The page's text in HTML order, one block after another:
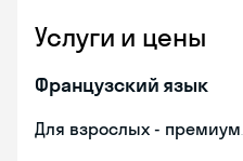
Услуги и цены
Французский язык
Для взрослых - премиум